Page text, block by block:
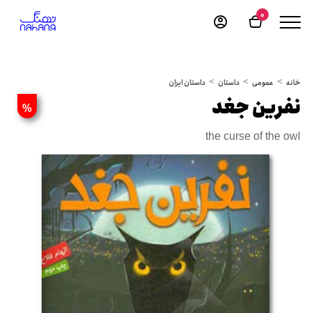
0
خانه عمومی داستان داستان ایران
% نفرین جغد
the curse of the owl